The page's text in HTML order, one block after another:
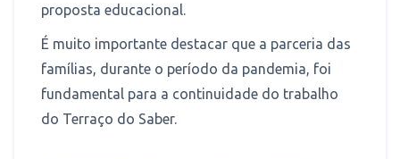
proposta educacional.
É muito importante destacar que a parceria das
famílias, durante o período da pandemia, foi
fundamental para a continuidade do trabalho
do Terraço do Saber.